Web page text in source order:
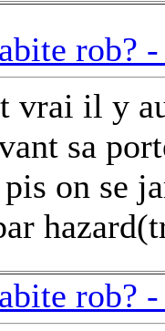
rob?
vrai il y
sa
on se
rob?